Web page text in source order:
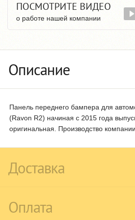
ПОСМОТРИТЕ ВИДЕО
о работе нашей компании
Описание
Панель переднего бампера для
(Ravon R2) начиная с 2015 года
оригинальная. Производство
Доставка
Оплата